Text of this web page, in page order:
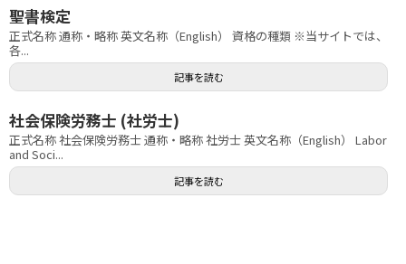
聖書検定
正式名称 通称・略称 英文名称（English） 資格の種類 ※当サイトでは、
各...
記事を読む
社会保険労務士 (社労士)
正式名称 社会保険労務士 通称・略称 社労士 英文名称（English） Labor
and Soci...
記事を読む